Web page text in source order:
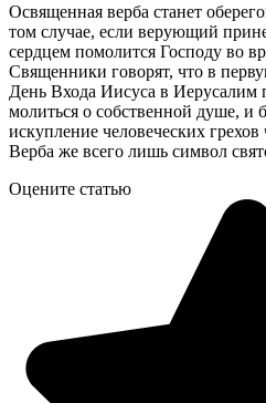
Освященная верба станет
том случае, если верующий
сердцем помолится Господу во
Священники говорят, что в
День Входа Иисуса в Иерусалим
молиться о собственной душе, и
искупление человеческих
Верба же всего лишь символ
Оцените статью